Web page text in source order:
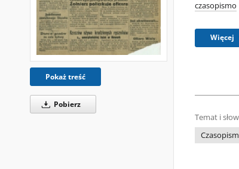
Pokaż treść
Pobierz
czasopismo
Więcej
Temat i